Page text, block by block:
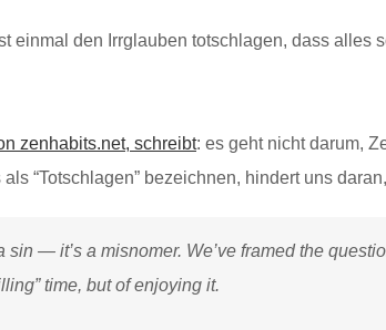
einmal den Irrglauben totschlagen, dass alles
zenhabits.net, schreibt: es geht nicht darum,
“Totschlagen” bezeichnen, hindert uns
sin — it’s a misnomer. We’ve framed the
time, but of enjoying it.